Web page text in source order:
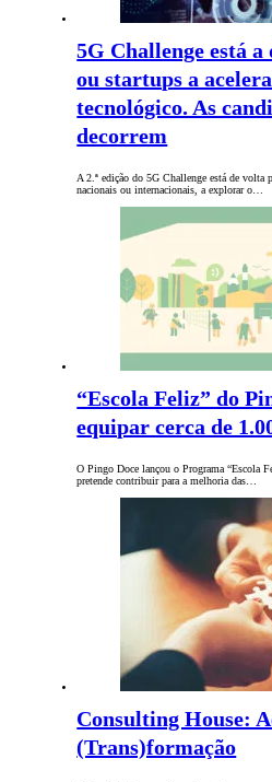
5G Challenge está
ou startups a
tecnológico. As
decorrem
A 2.ª edição do 5G Challenge está de volta
nacionais ou internacionais, a explorar o…
“Escola Feliz” do
equipar cerca de
O Pingo Doce lançou o Programa “Escola
pretende contribuir para a melhoria das…
Consulting House:
(Trans)formação